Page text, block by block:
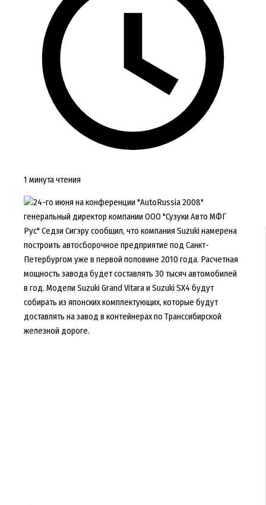
1 минута чтения
24-го июня на конференции "AutoRussia 2008"
генеральный директор компании OOO "Сузуки Авто МФГ
Рус" Седзи Сигэру сообщил, что компания Suzuki намерена
построить автосборочное предприятие под Санкт-
Петербургом уже в первой половине 2010 года. Расчетная
мощность завода будет составлять 30 тысяч автомобилей
в год. Модели Suzuki Grand Vitara и Suzuki SX4 будут
собирать из японских комплектующих, которые будут
доставлять на завод в контейнерах по Транссибирской
железной дороге.